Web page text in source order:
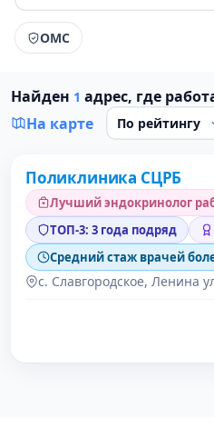
ОМС
Найден 1 адрес, где
На карте
1 место в
Поликлиника СЦРБ
Лучший эндокринолог
ТОП-3: 3 года подряд
Средний стаж врачей
с. Славгородское, Ленина